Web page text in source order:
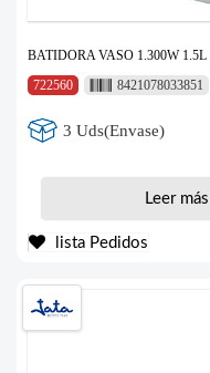
BATIDORA VASO 1.300W 1.5L
722560
8421078033851
3 Uds(Envase)
Leer más
lista Pedidos